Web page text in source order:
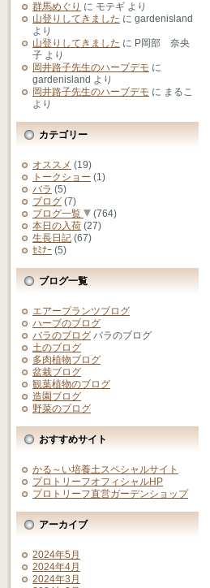
群馬めぐり に モテギ より
山登りしてきました に gardenisland
より
山登りしてきました に P岡部 奈央
子 より
岡井路子先生のハーブデモ に
gardenisland より
岡井路子先生のハーブデモ に まるこ
より
カテゴリー
オススメ (19)
トークショー (1)
バラ (5)
ブログ (7)
ブログ一覧
(764)
本日の入荷 (27)
生長日記 (67)
ｾﾐﾅｰ (5)
ブログ一覧
エアープランツブログ
ハーブのブログ
バラのブログ バラのブログ
土のブログ
多肉植物ブログ
盆栽ブログ
観葉植物のブログ
造園ブログ
野菜のブログ
おすすめサイト
かる～い培養土スペシャルサイト
プロトリーフオフィシャルHP
プロトリーフ直営ガーデンショップ
アーカイブ
2024年5月
2024年4月
2024年3月